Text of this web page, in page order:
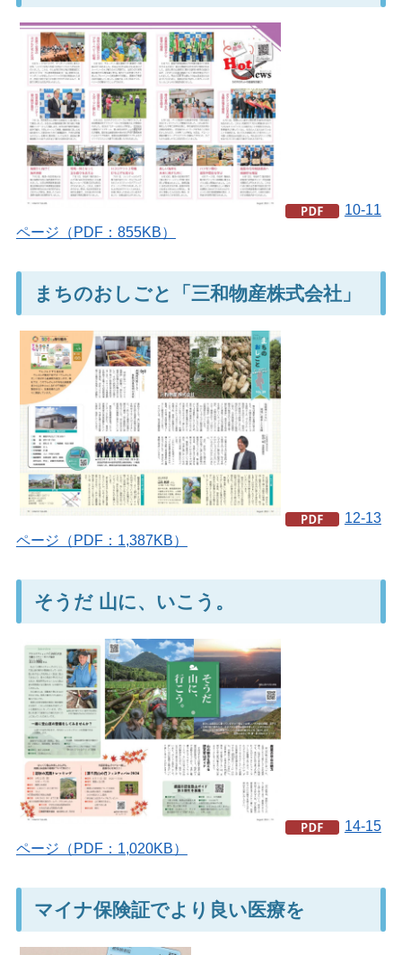
10-11
ページ（PDF：855KB）
まちのおしごと「三和物産株式会社」
12-13
ページ（PDF：1,387KB）
そうだ 山に、いこう。
14-15
ページ（PDF：1,020KB）
マイナ保険証でより良い医療を